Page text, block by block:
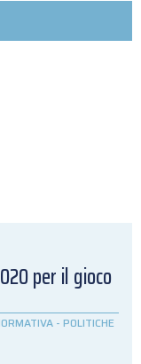
per il gioco
- POLITICHE